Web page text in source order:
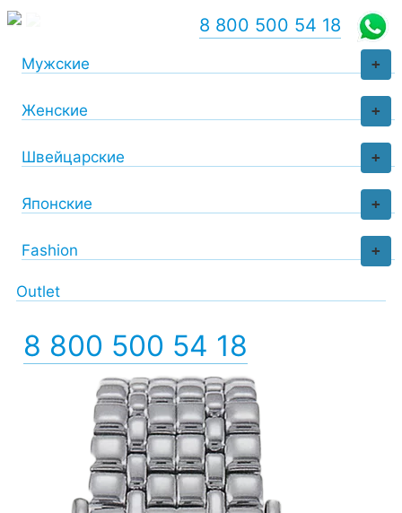
+
Мужские
+
Женские
+
Швейцарские
+
Японские
+
Fashion
Outlet
8 800 500 54 18
8 800 500 54 18